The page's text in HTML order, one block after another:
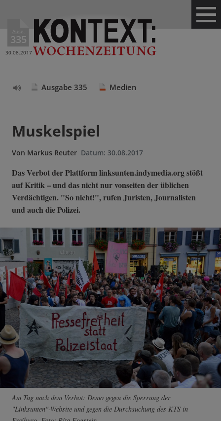
Ausg.
335
30.08.2017
Ausgabe 335 Medien
Muskelspiel
Von Markus Reuter Datum: 30.08.2017
Das Verbot der Plattform linksunten.indymedia.org stößt
auf Kritik – und das nicht nur vonseiten der üblichen
Verdächtigen. "So nicht!", rufen Juristen, Journalisten
und auch die Polizei.
Am Tag nach dem Verbot: Demo gegen die Sperrung der
"Linksunten"-Website und gegen die Durchsuchung des KTS in